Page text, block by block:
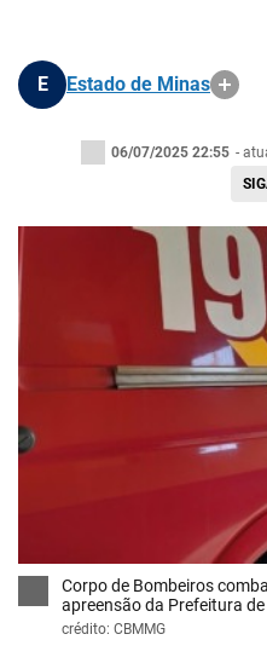
E Estado de Minas
06/07/2025 22:55 -
Corpo de Bombeiros
apreensão da Prefeitura
crédito: CBMMG